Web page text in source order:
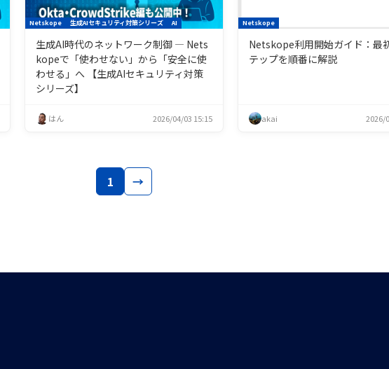
Netskope 生成AIセキュリティ対策シリーズ AI
生成AI時代のネットワーク制御 ― Nets
kopeで「使わせない」から「安全に使
わせる」へ 【生成AIセキュリティ対策
シリーズ】
はん 2026/04/03 15:15
Netskope
Netskope利用開始ガイド：最
テップを順番に解説
akai 2026/
1 →